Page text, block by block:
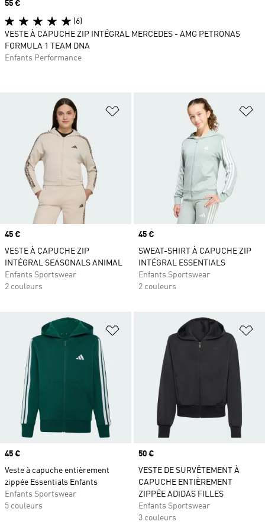
Ajouter à la Liste de produits
Prix
45 €
VESTE À CAPUCHE ZIP
INTÉGRAL SEASONALS ANIMAL
Enfants Sportswear
2 couleurs
Prix
45 €
SWEAT-SHIRT À CAPUCHE ZIP
INTÉGRAL ESSENTIALS
Enfants Sportswear
2 couleurs
Ajouter à la Liste de produits
Prix
45 €
Veste à capuche entièrement
zippée Essentials Enfants
Enfants Sportswear
5 couleurs
Prix
50 €
VESTE DE SURVÊTEMENT À
CAPUCHE ENTIÈREMENT
ZIPPÉE ADIDAS FILLES
Enfants Sportswear
3 couleurs
Prix
55 €
(6)
VESTE À CAPUCHE ZIP INTÉGRAL MERCEDES - AMG PETRONAS
FORMULA 1 TEAM DNA
Enfants Performance